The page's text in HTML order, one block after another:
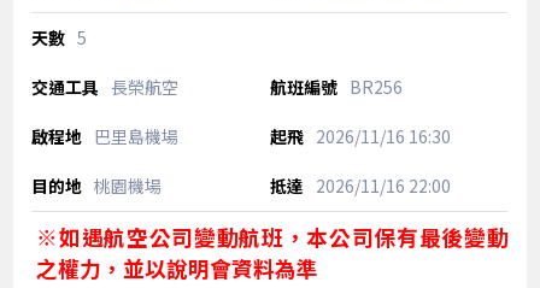
5
長榮航空 BR256
巴里島機場 2026/11/16 16:30
桃園機場 2026/11/16 22:00
※如遇航空公司變動航班，本公司保有最後變動
之權力，並以說明會資料為準